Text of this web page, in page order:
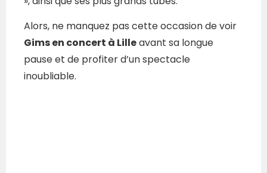
Alors, ne manquez pas cette occasion de voir
Gims en concert à Lilleavant sa longue
pause et de profiter d’un spectacle
inoubliable.